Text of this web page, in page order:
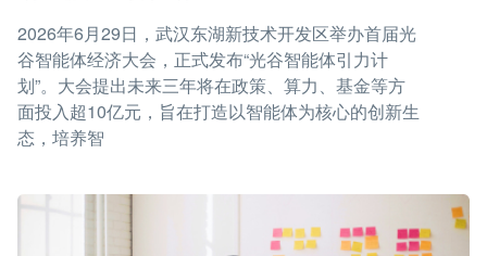
2026年6月29日，武汉东湖新技术开发区举办首届光
谷智能体经济大会，正式发布“光谷智能体引力计
划”。大会提出未来三年将在政策、算力、基金等方
面投入超10亿元，旨在打造以智能体为核心的创新生
态，培养智